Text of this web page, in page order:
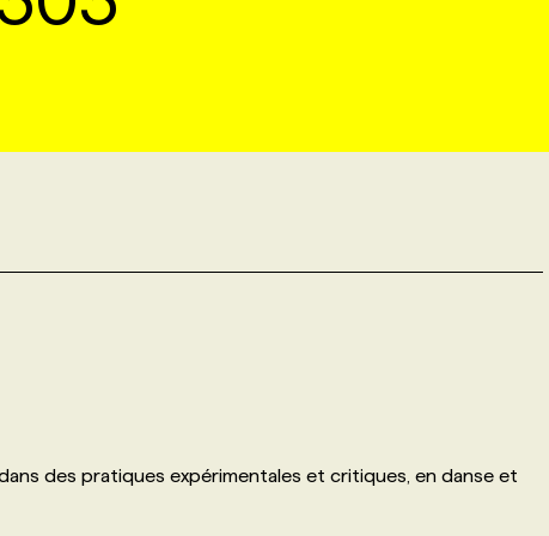
des pratiques expérimentales et critiques, en danse et